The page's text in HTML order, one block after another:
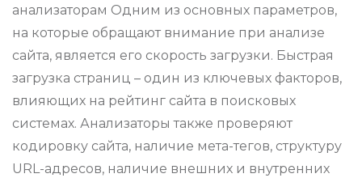
анализаторам Одним из основных параметров,
на которые обращают внимание при анализе
сайта, является его скорость загрузки. Быстрая
загрузка страниц – один из ключевых факторов,
влияющих на рейтинг сайта в поисковых
системах. Анализаторы также проверяют
кодировку сайта, наличие мета-тегов, структуру
URL-адресов, наличие внешних и внутренних